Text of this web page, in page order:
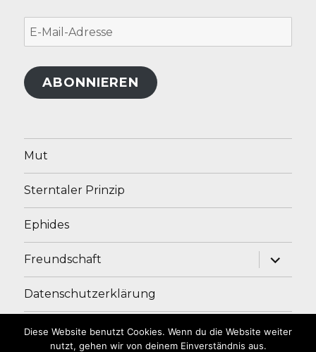
E-
Mail-
Adresse
ABONNIEREN
Mut
Sterntaler Prinzip
Ephides
Freundschaft
Datenschutzerklärung
Impressum
Diese Website benutzt Cookies. Wenn du die Website weiter
nutzt, gehen wir von deinem Einverständnis aus.